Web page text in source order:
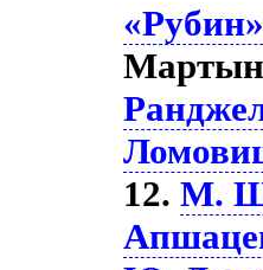
12.М.